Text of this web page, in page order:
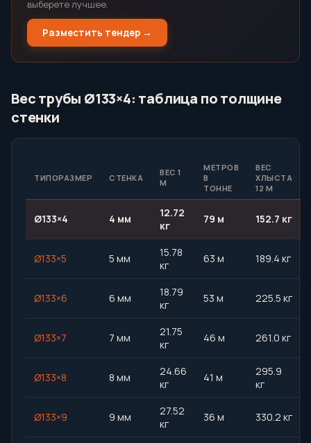
выберете лучшее.
Разместить тендер →
Вес трубы Ø133×4: таблица по толщине
стенки
ТИПОРАЗМЕР СТЕНКА
ВЕС 1
М
МЕТРОВ
В
ТОННЕ
ВЕС
ХЛЫСТА
12 М
Ø133×4 4 мм
12.72
кг
79 м 152.7 кг
Ø133×5 5 мм
15.78
кг
63 м 189.4 кг
Ø133×6 6 мм
18.79
кг
53 м 225.5 кг
Ø133×7 7 мм
21.75
кг
46 м 261.0 кг
Ø133×8 8 мм
24.66
кг
41 м
295.9
кг
Ø133×9 9 мм
27.52
кг
36 м 330.2 кг